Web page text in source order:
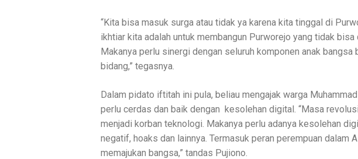
“Kita bisa masuk surga atau tidak ya karena kita tinggal di
ikhtiar kita adalah untuk membangun Purworejo yang tidak bisa
Makanya perlu sinergi dengan seluruh komponen anak bangsa
bidang,” tegasnya.
Dalam pidato iftitah ini pula, beliau mengajak warga
perlu cerdas dan baik dengan kesolehan digital. “Masa
menjadi korban teknologi. Makanya perlu adanya kesolehan
negatif, hoaks dan lainnya. Termasuk peran perempuan dalam
memajukan bangsa,” tandas Pujiono.